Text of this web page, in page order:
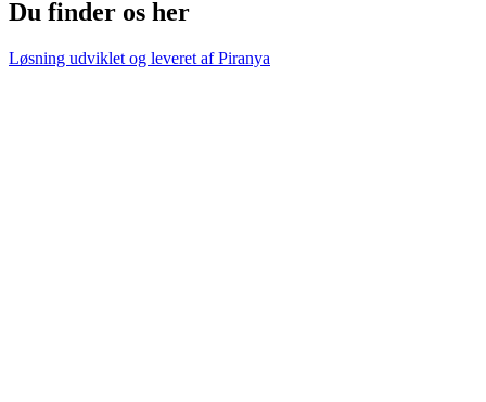
Du finder os her
Løsning udviklet og leveret afPiranya